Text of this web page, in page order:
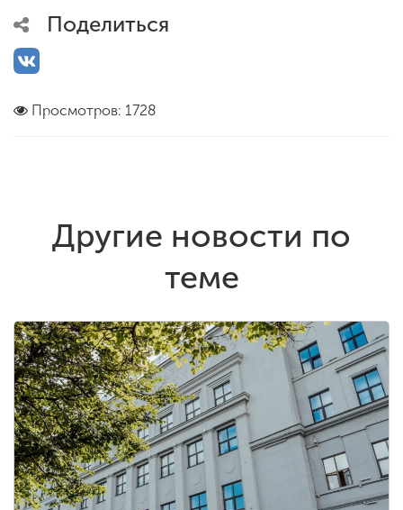
Поделиться
Просмотров: 1728
Другие новости по
теме